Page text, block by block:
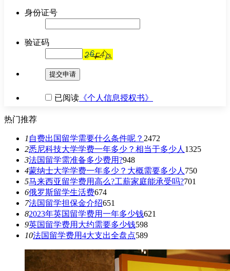
身份证号
验证码
提交申请
已阅读 《个人信息授权书》
热门推荐
1 自费出国留学需要什么条件呢？ 2472
2悉尼科技大学学费一年多少？相当于多少人 1325
3法国留学需准备多少费用?948
4蒙纳士大学学费一年多少？大概需要多少人 750
5马来西亚留学费用高么?工薪家庭能承受吗?701
6俄罗斯留学生活费674
7法国留学担保金介绍651
82023年英国留学费用一年多少钱621
9英国留学费用大约需要多少钱598
10法国留学费用4大支出全盘点589